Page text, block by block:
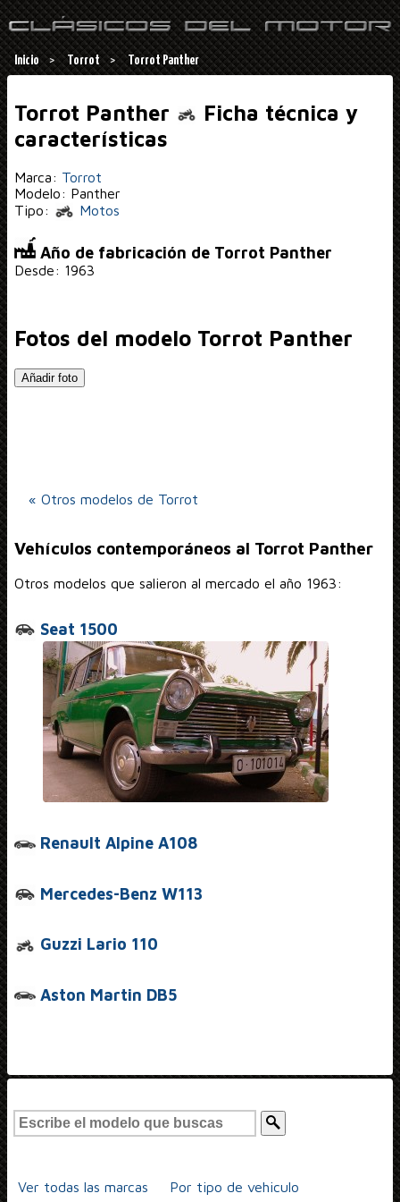
Inicio Torrot Torrot Panther
Torrot Panther
Ficha técnica y
características
Marca: Torrot
Modelo: Panther
Tipo:
Motos
Año de fabricación de Torrot Panther
Desde: 1963
Fotos del modelo Torrot Panther
Añadir foto
« Otros modelos de Torrot
Vehículos contemporáneos al Torrot Panther
Otros modelos que salieron al mercado el año 1963:
Seat 1500
Renault Alpine A108
Mercedes-Benz W113
Guzzi Lario 110
Aston Martin DB5
Ver todas las marcas Por tipo de vehiculo